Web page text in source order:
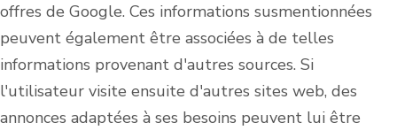
offres de Google. Ces informations susmentionnées
peuvent également être associées à de telles
informations provenant d'autres sources. Si
l'utilisateur visite ensuite d'autres sites web, des
annonces adaptées à ses besoins peuvent lui être